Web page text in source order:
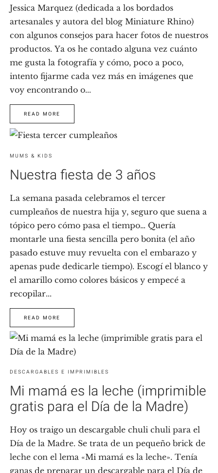
Jessica Marquez (dedicada a los bordados
artesanales y autora del blog Miniature Rhino)
con algunos consejos para hacer fotos de nuestros
productos. Ya os he contado alguna vez cuánto
me gusta la fotografía y cómo, poco a poco,
intento fijarme cada vez más en imágenes que
voy encontrando o...
READ MORE
MUMS & KIDS
Nuestra fiesta de 3 años
La semana pasada celebramos el tercer
cumpleaños de nuestra hija y, seguro que suena a
tópico pero cómo pasa el tiempo… Quería
montarle una fiesta sencilla pero bonita (el año
pasado estuve muy revuelta con el embarazo y
apenas pude dedicarle tiempo). Escogí el blanco y
el amarillo como colores básicos y empecé a
recopilar...
READ MORE
DESCARGABLES E IMPRIMIBLES
Mi mamá es la leche (imprimible
gratis para el Día de la Madre)
Hoy os traigo un descargable chuli chuli para el
Día de la Madre. Se trata de un pequeño brick de
leche con el lema «Mi mamá es la leche». Tenía
ganas de preparar un descargable para el Día de